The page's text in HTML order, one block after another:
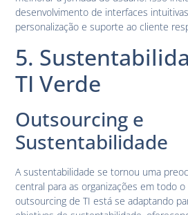
desenvolvimento de interfaces
personalização e suporte ao cliente
5.
TI Verde
Outsourcing e
Sustentabilidade
A sustentabilidade se tornou uma
central para as organizações em todo
outsourcing de TI está se adaptando